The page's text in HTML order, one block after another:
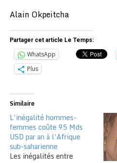
Alain Okpeitcha
Partager cet article Le Temps:
WhatsApp
Plus
Similaire
L’inégalité hommes-
femmes coûte 95 Mds
USD par an à l’Afrique
sub-saharienne
Les inégalités entre